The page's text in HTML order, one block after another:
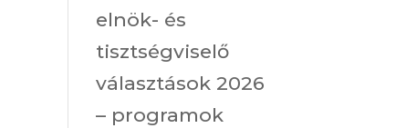
elnök- és
tisztségviselő
választások 2026
– programok